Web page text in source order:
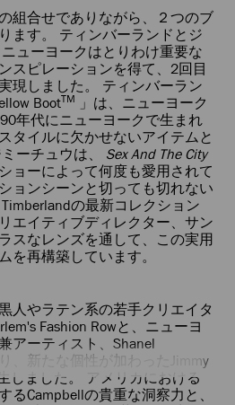
組合せでありながら、２つのブ
ます。 ティンバーランドとジ
ューヨークはとりわけ重要な
スピレーションを得て、2回目
現しました。 ティンバーラン
BootTM
」は、ニューヨーク
年代にニューヨークで生まれ
タイルに欠かせないアイテムと
ーチュウは、 Sex And The City
ョーによって何度も愛用されて
ョンシーンと切っても切れない
の最新コレクション
エイティブディレクター、サン
スなレンズを通して、この実用
を再構築しています。
人やラテン系の若手クリエイタ
Fashion Rowと、ニューヨ
アーティスト、Shanel
、新たな個性が加わったJimmy
しました。 アメリカにおける
るCampbellの貴重な洞察力と、